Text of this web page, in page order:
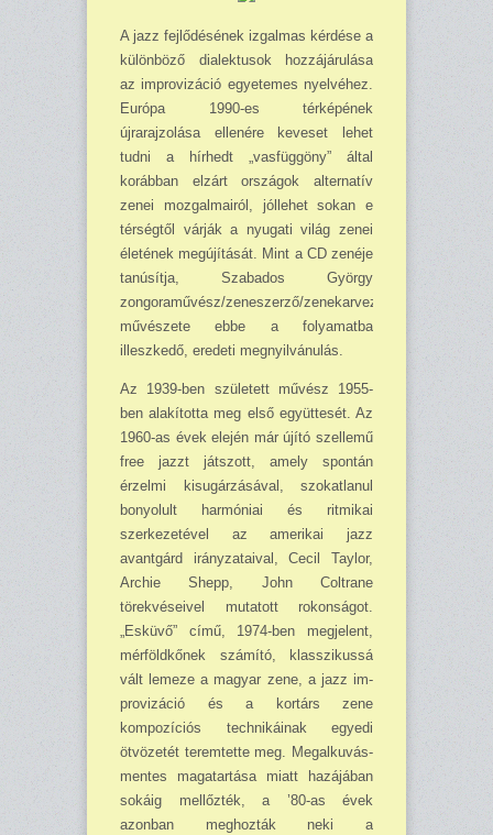
A jazz fejlődésének izgalmas kérdése a
különböző dialektusok hozzájárulása
az impro­vizáció egyete­mes nyelvéhez.
Európa 1990-es térképének
újrarajzolása ellenére keveset lehet
tudni a hírhedt „vasfüggöny” által
korábban elzárt országok alternatív
zenei mozgalmairól, jól­lehet sokan e
térségtől várják a nyugati világ zenei
életének megújítását. Mint a CD zenéje
tanúsítja, Szabados György
zongoraművész/zeneszerző/zenekarvezető
művészete ebbe a folya­matba
illeszkedő, eredeti megnyilvánulás.
Az 1939-ben született művész 1955-
ben alakította meg első együttesét. Az
1960-as évek elején már újító szellemű
free jazzt játszott, amely spontán
érzelmi kisugárzásával, szokatlanul
bonyolult harmóniai és ritmikai
szerkezetével az amerikai jazz
avantgárd irányzataival, Cecil Taylor,
Archie Shepp, John Coltrane
törekvéseivel mutatott rokonságot.
„Esküvő” című, 1974-ben megjelent,
mérföldkőnek számító, klasszikussá
vált lemeze a magyar zene, a jazz im­
pro­vizáció és a kortárs zene
kompozíciós technikáinak egyedi
ötvözetét teremtette meg. Megal­ku­vás­
mentes magatartása miatt hazájában
sokáig mellőzték, a ’80-as évek
azonban meghozták neki a